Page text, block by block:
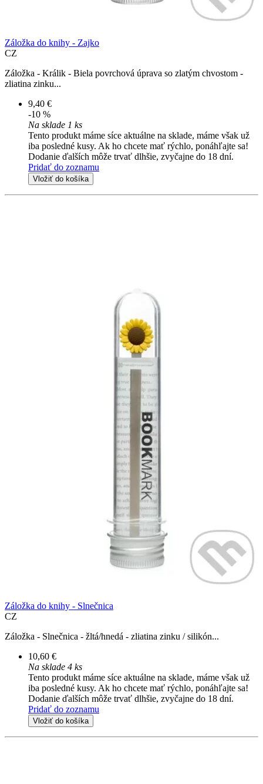
Záložka do knihy - Zajko
CZ
Záložka - Králik - Biela povrchová úprava so zlatým chvostom -
zliatina zinku...
9,40 €
-10 %
Na sklade 1 ks
Tento produkt máme síce aktuálne na sklade, máme však už
iba posledné kusy. Ak ho chcete mať rýchlo, ponáhľajte sa!
Dodanie ďalších môže trvať dlhšie, zvyčajne do 18 dní.
Pridať do zoznamu
Vložiť do košíka
Záložka do knihy - Slnečnica
CZ
Záložka - Slnečnica - žltá/hnedá - zliatina zinku / silikón...
10,60 €
Na sklade 4 ks
Tento produkt máme síce aktuálne na sklade, máme však už
iba posledné kusy. Ak ho chcete mať rýchlo, ponáhľajte sa!
Dodanie ďalších môže trvať dlhšie, zvyčajne do 18 dní.
Pridať do zoznamu
Vložiť do košíka